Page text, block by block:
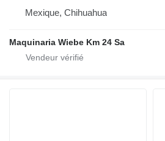
Mexique, Chihuahua
Maquinaria Wiebe Km 24 Sa